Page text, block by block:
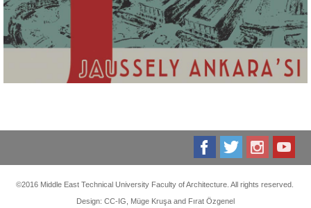
©2016 Middle East Technical University Faculty of Architecture. All rights reserved.
Design: CC-IG, Müge Kruşa and Fırat Özgenel